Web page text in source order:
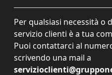
Per qualsiasi necessità o
servizio clienti è a tua
Puoi contattarci al
scrivendo una mail a